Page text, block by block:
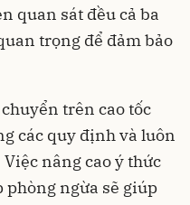
quan sát đều cả ba
trọng để đảm bảo
trên cao tốc
các quy định và luôn
nâng cao ý thức
phòng ngừa sẽ giúp